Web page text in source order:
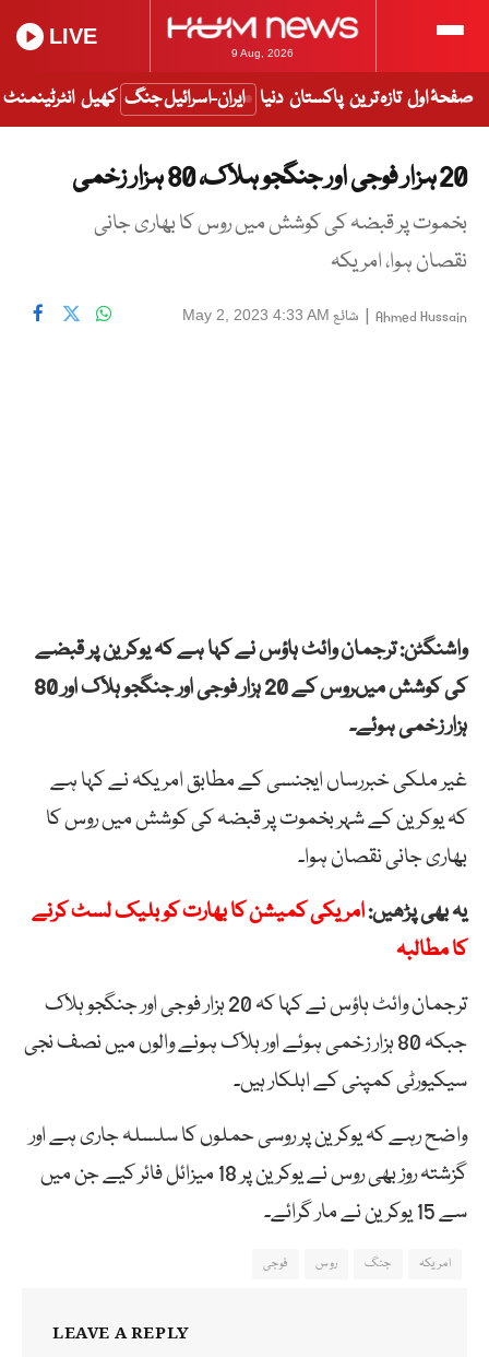
9 Aug, 2026
LIVE
صفحۂ اول تازہ ترین پاکستان دنیا ایران-اسرائیل جنگ کھیل انٹرٹینمنٹ
20 ہزار فوجی اور جنگجو ہلاک، 80 ہزار زخمی
بخموت پر قبضہ کی کوشش میں روس کا بھاری جانی
نقصان ہوا، امریکہ
Ahmed Hussain
| شائع May 2, 2023 4:33 AM
واشنگٹن: ترجمان وائٹ ہاؤس نے کہا ہے کہ یوکرین پر قبضے
کی کوشش میںروس کے 20 ہزار فوجی اور جنگجو ہلاک اور 80
ہزار زخمی ہوئے۔
غیر ملکی خبررساں ایجنسی کے مطابق امریکہ نے کہا ہے
کہ یوکرین کے شہر بخموت پر قبضہ کی کوشش میں روس کا
بھاری جانی نقصان ہوا۔
یہ بھی پڑھیں:امریکی کمیشن کا بھارت کو بلیک لسٹ کرنے
کا مطالبہ
ترجمان وائٹ ہاؤس نے کہا کہ 20 ہزار فوجی اور جنگجو ہلاک
جبکہ 80 ہزار زخمی ہوئے اور ہلاک ہونے والوں میں نصف نجی
سیکیورٹی کمپنی کے اہلکار ہیں۔
واضح رہے کہ یوکرین پر روسی حملوں کا سلسلہ جاری ہے اور
گزشتہ روز بھی روس نے یوکرین پر 18 میزائل فائر کیے جن میں
سے 15 یوکرین نے مار گرائے۔
امریکہ جنگ روس فوجی
LEAVE A REPLY